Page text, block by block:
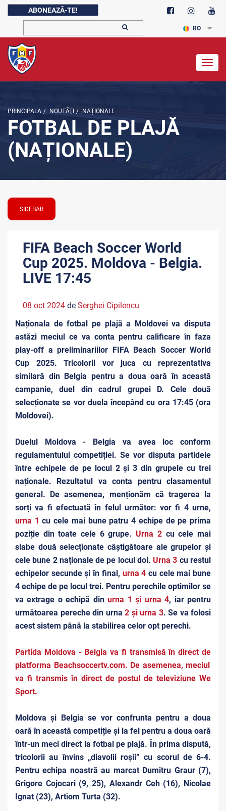
ABONEAZĂ-TE!
RO
PRINCIPALA / NOUTĂŢI / NAȚIONALE
FOTBAL DE PLAJĂ
(NAȚIONALE)
SIDEBAR
FIFA Beach Soccer World
Cup 2025. Moldova - Belgia.
LIVE 17:45
08 oct 2024 de Serghei Cipilencu
Naționala de fotbal pe plajă a Moldovei va disputa
astăzi meciul ce va conta pentru calificare în faza
play-off a preliminariilor FIFA Beach Soccer World
Cup 2025. Tricolorii vor juca cu reprezentativa
similară din Belgia pentru a doua oară în această
campanie, duel din cadrul grupei D. Cele două
selecționate se vor duela începând cu ora 17:45 (ora
Moldovei).
Duelul Moldova - Belgia va avea loc conform
regulamentului competiției. Se vor disputa partidele
între echipele de pe locul 2 și 3 din grupele cu trei
naționale. Rezultatul va conta pentru clasamentul
general. De asemenea, menționăm că tragerea la
sorți va fi efectuată în felul următor: vor fi 4 urne,
urna 1 cu cele mai bune patru 4 echipe de pe prima
poziție din toate cele 6 grupe. Urna 2 cu cele mai
slabe două selecționate câștigătoare ale grupelor și
cele bune 2 naționale de pe locul doi. Urna 3 cu restul
echipelor secunde și în final, urna 4 cu cele mai bune
4 echipe de pe locul trei. Pentru perechile optimilor se
va extrage o echipă dinurna 1 și urna 4, iar pentru
următoarea pereche din urna 2 și urna 3. Se va folosi
acest sistem până la stabilirea celor opt perechi.
Partida Moldova - Belgia va fi transmisă în direct de
platforma Beachsoccertv.com. De asemenea, meciul
va fi transmis în direct de postul de televiziune We
Sport.
Moldova și Belgia se vor confrunta pentru a doua
oară în această competiție și la fel pentru a doua oară
într-un meci direct la fotbal pe plajă. În prima dispută,
tricolorii au învins „diavolii roșii” cu scorul de 6-4.
Pentru echipa noastră au marcat Dumitru Graur (7),
Grigore Cojocari (9, 25), Alexandr Ceh (16), Nicolae
Ignat (23), Artiom Turta (32).